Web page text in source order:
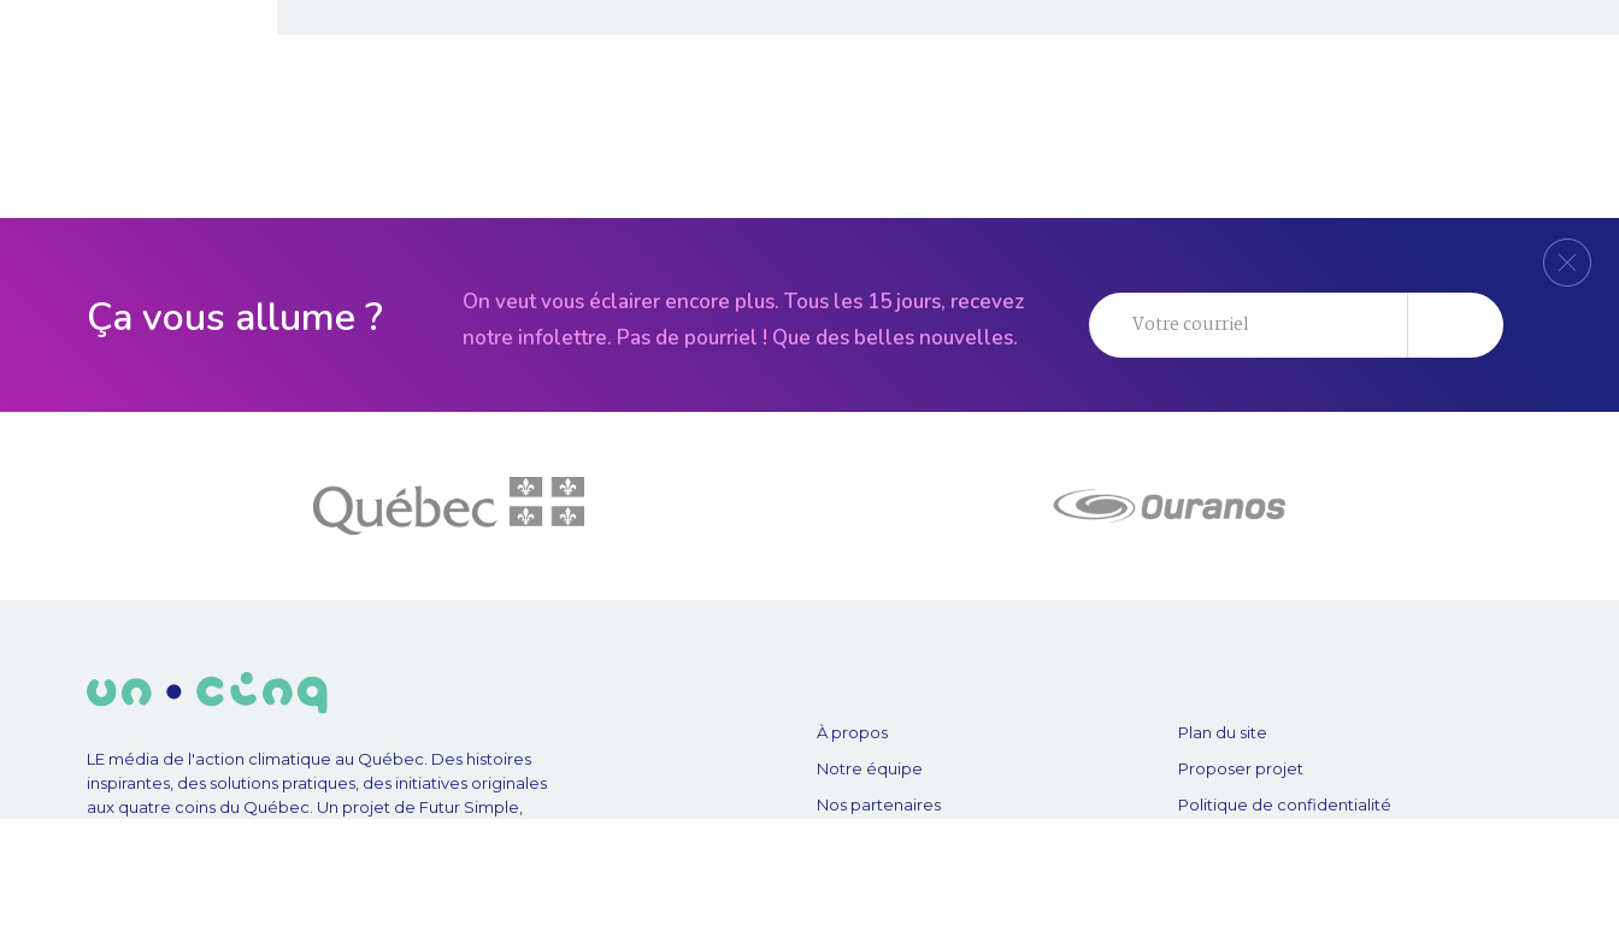
Ça vous allume ?
On veut vous éclairer encore plus. Tous les 15 jours, recevez
notre infolettre. Pas de pourriel ! Que des belles nouvelles.
LE média de l'action climatique au Québec. Des histoires
inspirantes, des solutions pratiques, des initiatives originales
aux quatre coins du Québec. Un projet de Futur Simple,
À propos
Notre équipe
Nos partenaires
Plan du site
Proposer projet
Politique de confidentialité